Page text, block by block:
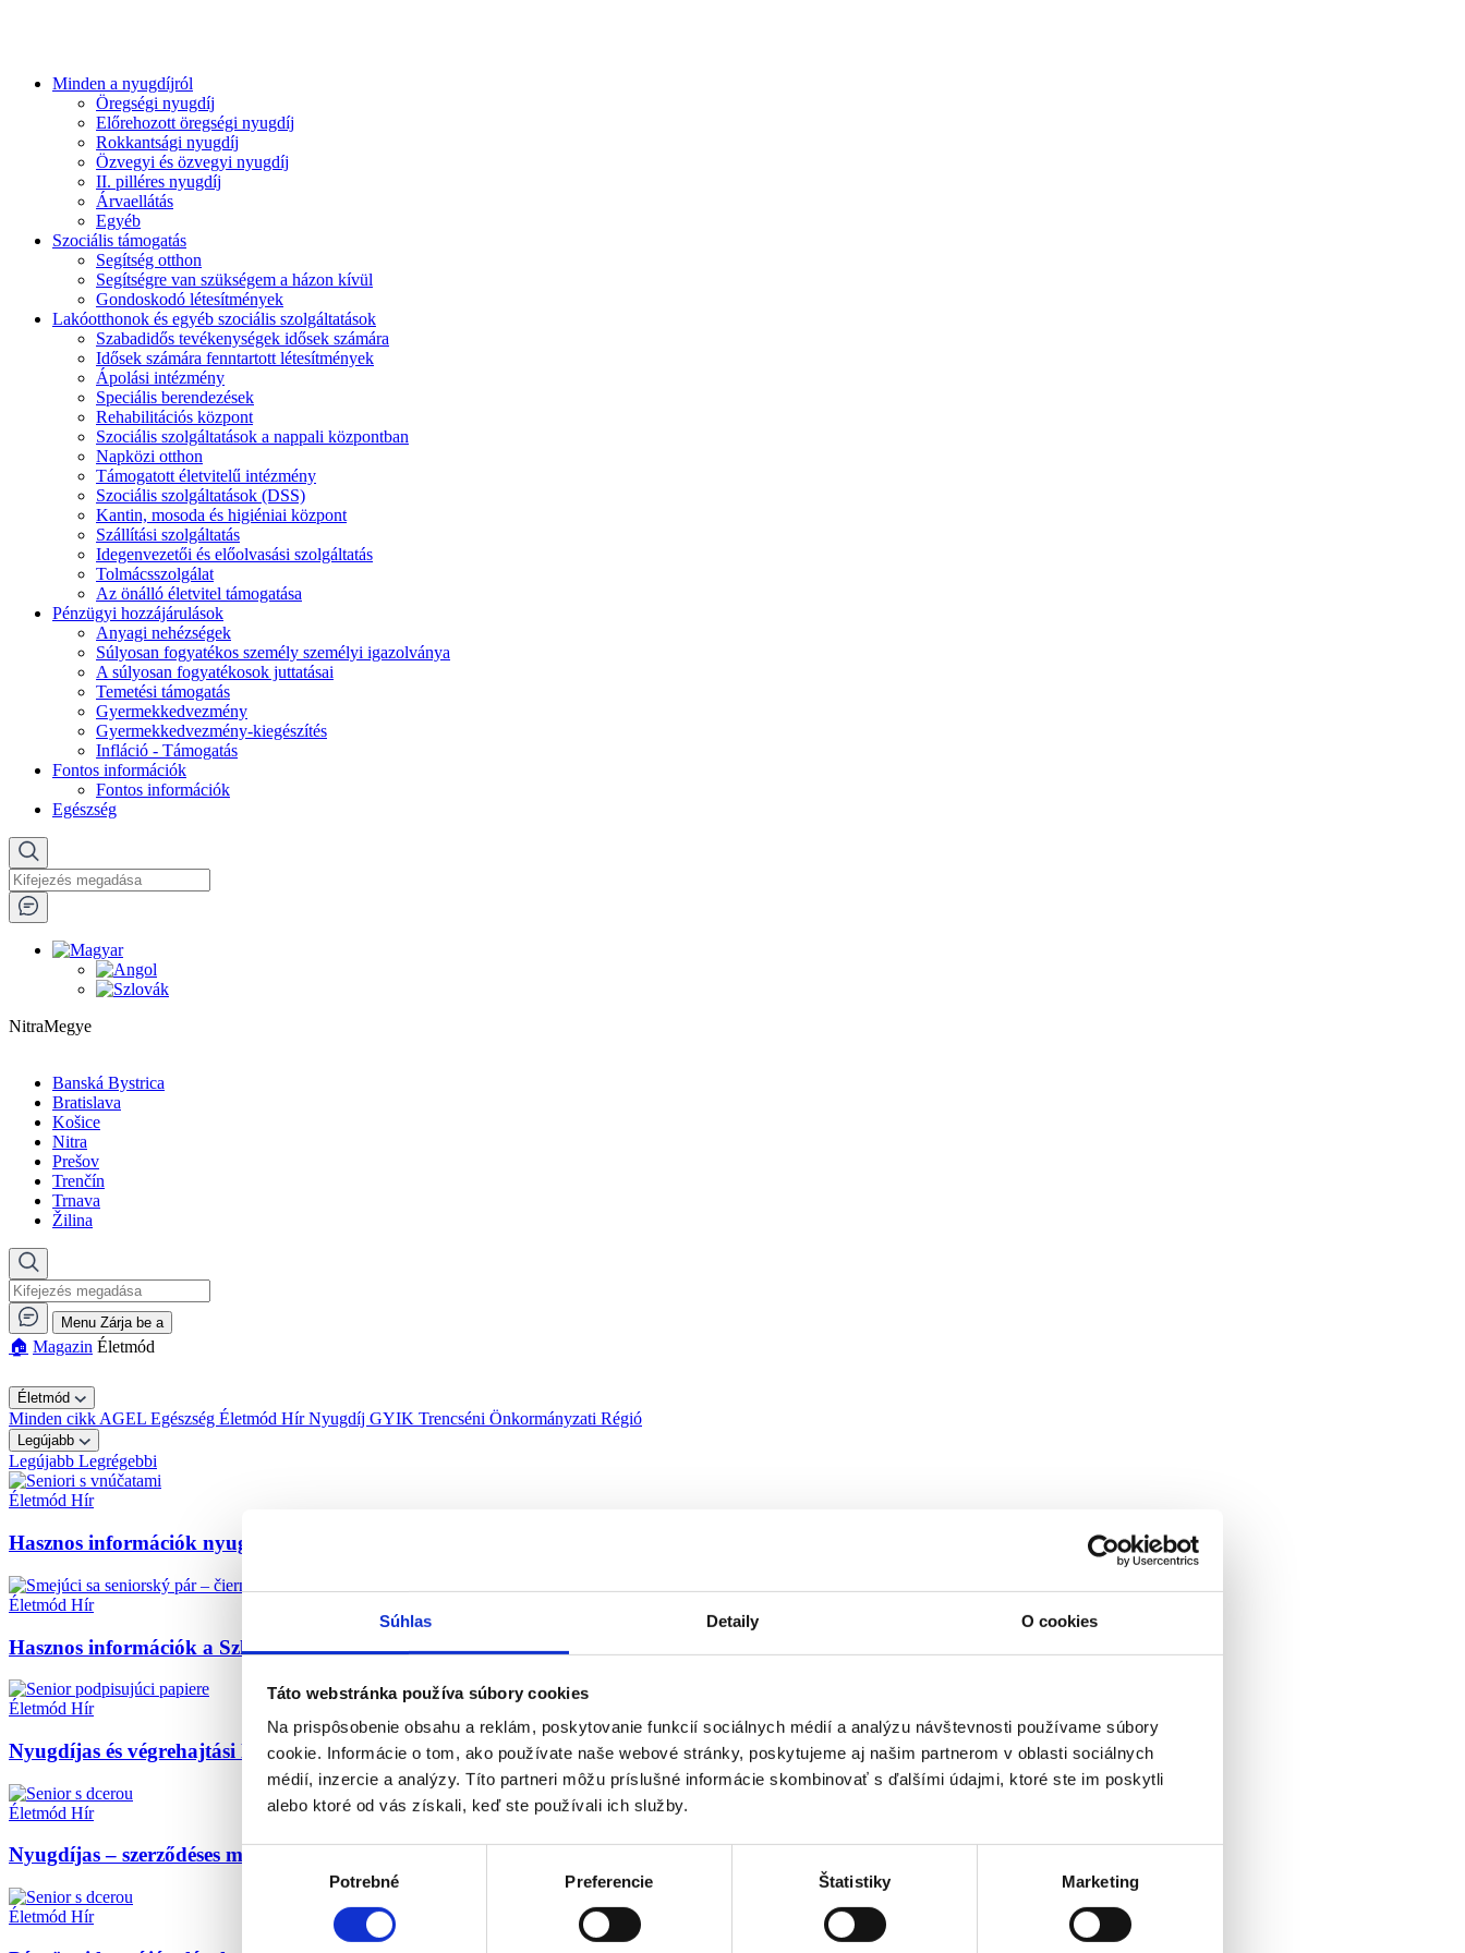
Súhlas Detaily O cookies
Táto webstránka používa súbory cookies
Na prispôsobenie obsahu a reklám, poskytovanie funkcií sociálnych médií a analýzu návštevnosti používame súbory
cookie. Informácie o tom, ako používate naše webové stránky, poskytujeme aj našim partnerom v oblasti sociálnych
médií, inzercie a analýzy. Títo partneri môžu príslušné informácie skombinovať s ďalšími údajmi, ktoré ste im poskytli
alebo ktoré od vás získali, keď ste používali ich služby.
Výber
Potrebné Preferencie Štatistiky Marketing
Minden a nyugdíjról
Öregségi nyugdíj
Előrehozott öregségi nyugdíj
Rokkantsági nyugdíj
Özvegyi és özvegyi nyugdíj
II. pilléres nyugdíj
Árvaellátás
Egyéb
Szociális támogatás
Segítség otthon
Segítségre van szükségem a házon kívül
Gondoskodó létesítmények
Lakóotthonok és egyéb szociális szolgáltatások
Szabadidős tevékenységek idősek számára
Idősek számára fenntartott létesítmények
Ápolási intézmény
Speciális berendezések
Rehabilitációs központ
Szociális szolgáltatások a nappali központban
Napközi otthon
Támogatott életvitelű intézmény
Szociális szolgáltatások (DSS)
Kantin, mosoda és higiéniai központ
Szállítási szolgáltatás
Idegenvezetői és előolvasási szolgáltatás
Tolmácsszolgálat
Az önálló életvitel támogatása
Pénzügyi hozzájárulások
Anyagi nehézségek
Súlyosan fogyatékos személy személyi igazolványa
A súlyosan fogyatékosok juttatásai
Temetési támogatás
Gyermekkedvezmény
Gyermekkedvezmény-kiegészítés
Infláció - Támogatás
Fontos információk
Fontos információk
Egészség
NitraMegye
Banská Bystrica
Bratislava
Košice
Nitra
Prešov
Trenčín
Trnava
Žilina
Menu Zárja be a
🏠︎ Magazin Életmód
Életmód
Minden cikkAGEL Egészség Életmód HírNyugdíj GYIK Trencséni Önkormányzati Régió
Legújabb
Legújabb Legrégebbi
Életmód Hír
Hasznos információk nyugdíjasok számára Szlovákiában
Életmód Hír
Hasznos információk a Szlovák Köztársaságon kívül élő nyugdíjasok számára
Életmód Hír
Nyugdíjas és végrehajtási levonások: amit tudnia kell
Életmód Hír
Nyugdíjas – szerződéses munkavállaló és járulékmentesség
Életmód Hír